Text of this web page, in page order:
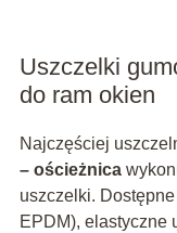
Uszczelki
do ram okien
Najczęściej
– ościeżnica
uszczelki.
EPDM), elastyczne